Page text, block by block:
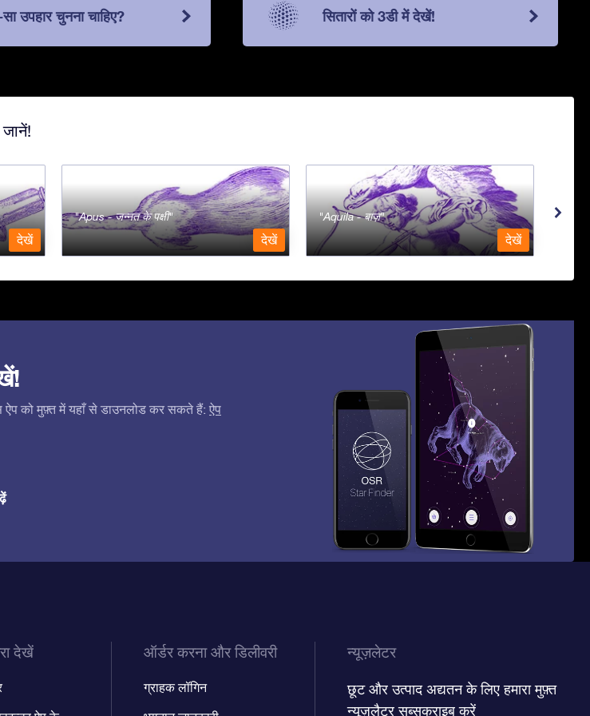
उपहार चुनना चाहिए? सितारों को 3डी में देखें!
देखें
Apus - जन्नत के पक्षी
देखें
Aquila - बाज़
देखें
को मुफ़्त में यहाँ से डाउनलोड कर सकते हैं: ऐप
देखें ऑर्डर करना और डिलीवरी
ग्राहक लॉगिन
न्यूज़लेटर
छूट और उत्पाद अद्यतन के लिए हमारा मुफ़्त
न्यूज़लैटर सब्सक्राइब करें